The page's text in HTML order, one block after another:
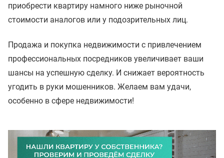
приобрести квартиру намного ниже рыночной
стоимости аналогов или у подозрительных лиц.
Продажа и покупка недвижимости с привлечением
профессиональных посредников увеличивает ваши
шансы на успешную сделку. И снижает вероятность
угодить в руки мошенников. Желаем вам удачи,
особенно в сфере недвижимости!